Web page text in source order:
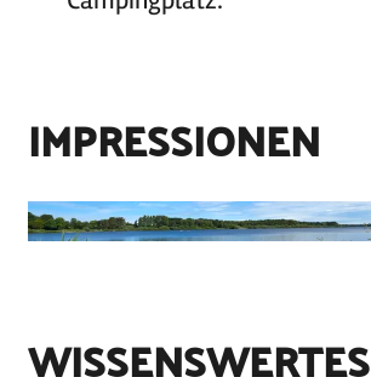
IMPRESSIONEN
WISSENSWERTES